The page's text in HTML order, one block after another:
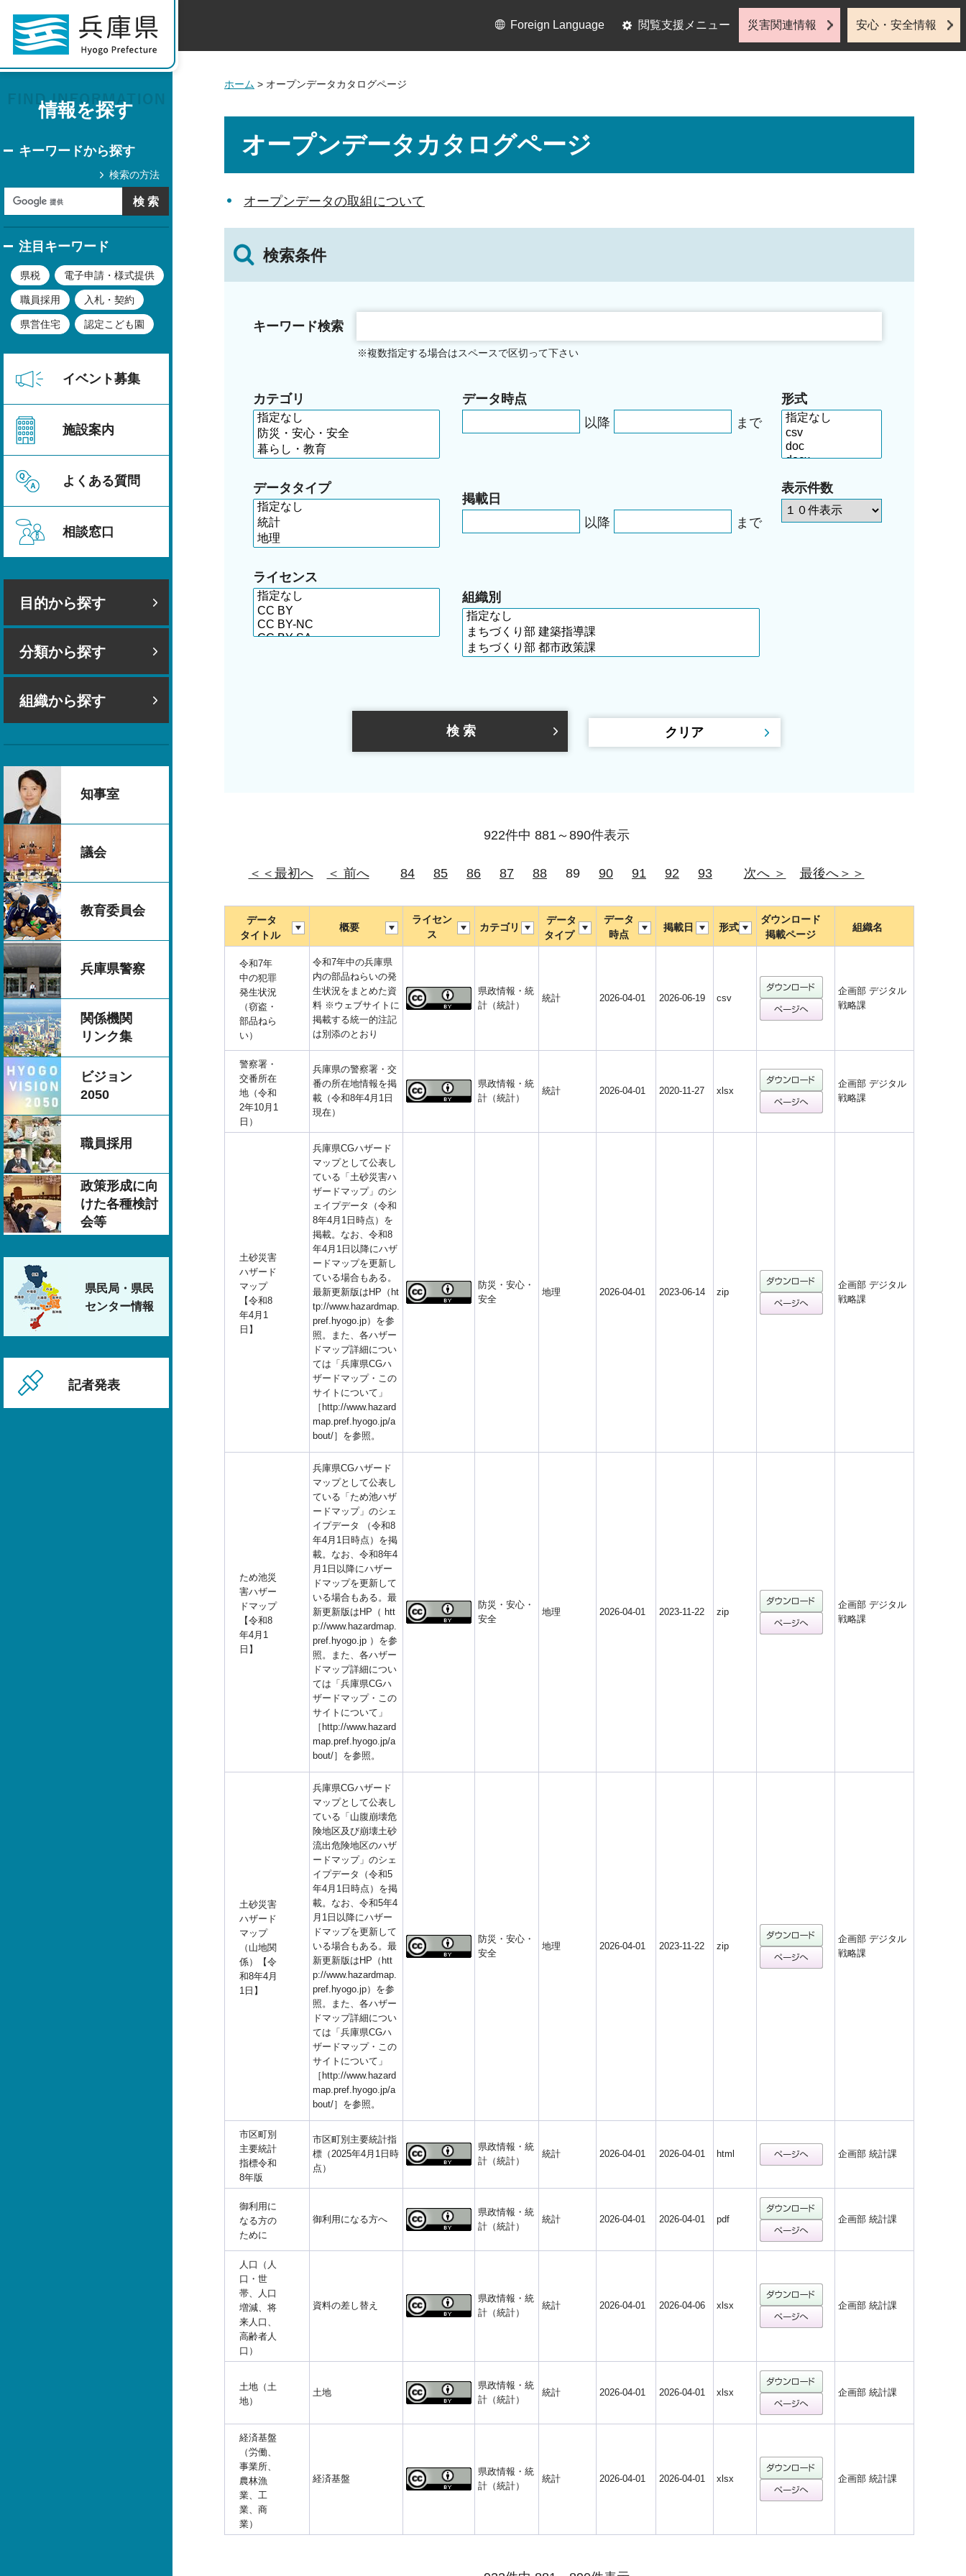
情報を探す
キーワードから探す
検索の方法
注目キーワード
県税 電子申請・様式提供
職員採用 入札・契約
県営住宅 認定こども園
イベント募集
施設案内
よくある質問
相談窓口
目的から探す
分類から探す
組織から探す
知事室
議会
教育委員会
兵庫県警察
関係機関
リンク集
ビジョン
2050
職員採用
政策形成に向
けた各種検討
会等
県民局・県民
センター情報
記者発表
Foreign Language 閲覧支援メニュー 災害関連情報 安心・安全情報
ホーム > オープンデータカタログページ
オープンデータカタログページ
オープンデータの取組について
検索条件
キーワード検索
※複数指定する場合はスペースで区切って下さい
カテゴリ
データタイプ
ライセンス
データ時点
以降
まで
掲載日
以降
まで
形式
表示件数
組織別
922件中 881～890件表示
＜＜最初へ ＜ 前へ 84 85 86 87 88 89 90 91 92 93 次へ ＞ 最後へ＞＞
データ
タイトル
概要
ライセン
ス
カテゴリ
データ
タイプ
データ
時点
掲載日 形式
ダウンロード
掲載ページ
組織名
令和7年
中の犯罪
発生状況
（窃盗・
部品ねら
い）
令和7年中の兵庫県
内の部品ねらいの発
生状況をまとめた資
料 ※ウェブサイトに
掲載する統一的注記
は別添のとおり
県政情報・統
計（統計）
統計 2026-04-01 2026-06-19 csv
企画部 デジタル
戦略課
警察署・
交番所在
地（令和
2年10月1
日）
兵庫県の警察署・交
番の所在地情報を掲
載（令和8年4月1日
現在）
県政情報・統
計（統計）
統計 2026-04-01 2020-11-27 xlsx
企画部 デジタル
戦略課
土砂災害
ハザード
マップ
【令和8
年4月1
日】
兵庫県CGハザード
マップとして公表し
ている「土砂災害ハ
ザードマップ」のシ
ェイプデータ（令和
8年4月1日時点）を
掲載。なお、令和8
年4月1日以降にハザ
ードマップを更新し
ている場合もある。
最新更新版はHP（ht
tp://www.hazardmap.
pref.hyogo.jp）を参
照。また、各ハザー
ドマップ詳細につい
ては「兵庫県CGハ
ザードマップ・この
サイトについて」
［http://www.hazard
map.pref.hyogo.jp/a
bout/］を参照。
防災・安心・
安全
地理 2026-04-01 2023-06-14 zip
企画部 デジタル
戦略課
ため池災
害ハザー
ドマップ
【令和8
年4月1
日】
兵庫県CGハザード
マップとして公表し
ている「ため池ハザ
ードマップ」のシェ
イプデータ （令和8
年4月1日時点）を掲
載。なお、令和8年4
月1日以降にハザー
ドマップを更新して
いる場合もある。最
新更新版はHP（ htt
p://www.hazardmap.
pref.hyogo.jp ）を参
照。また、各ハザー
ドマップ詳細につい
ては「兵庫県CGハ
ザードマップ・この
サイトについて」
［http://www.hazard
map.pref.hyogo.jp/a
bout/］を参照。
防災・安心・
安全
地理 2026-04-01 2023-11-22 zip
企画部 デジタル
戦略課
土砂災害
ハザード
マップ
（山地関
係）【令
和8年4月
1日】
兵庫県CGハザード
マップとして公表し
ている「山腹崩壊危
険地区及び崩壊土砂
流出危険地区のハザ
ードマップ」のシェ
イプデータ（令和5
年4月1日時点）を掲
載。なお、令和5年4
月1日以降にハザー
ドマップを更新して
いる場合もある。最
新更新版はHP（htt
p://www.hazardmap.
pref.hyogo.jp）を参
照。また、各ハザー
ドマップ詳細につい
ては「兵庫県CGハ
ザードマップ・この
サイトについて」
［http://www.hazard
map.pref.hyogo.jp/a
bout/］を参照。
防災・安心・
安全
地理 2026-04-01 2023-11-22 zip
企画部 デジタル
戦略課
市区町別
主要統計
指標令和
8年版
市区町別主要統計指
標（2025年4月1日時
点）
県政情報・統
計（統計）
統計 2026-04-01 2026-04-01 html 企画部 統計課
御利用に
なる方の
ために
御利用になる方へ
県政情報・統
計（統計）
統計 2026-04-01 2026-04-01 pdf 企画部 統計課
人口（人
口・世
帯、人口
増減、将
来人口、
高齢者人
口）
資料の差し替え
県政情報・統
計（統計）
統計 2026-04-01 2026-04-06 xlsx 企画部 統計課
土地（土
地）
土地
県政情報・統
計（統計）
統計 2026-04-01 2026-04-01 xlsx 企画部 統計課
経済基盤
（労働、
事業所、
農林漁
業、工
業、商
業）
経済基盤
県政情報・統
計（統計）
統計 2026-04-01 2026-04-01 xlsx 企画部 統計課